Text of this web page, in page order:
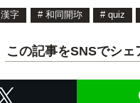
漢字 # 和同開珎 # quiz
この記事をSNSでシェ